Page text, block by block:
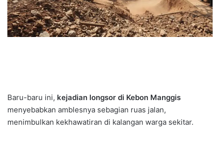
Baru-baru ini, kejadian longsor di Kebon Manggis
menyebabkan amblesnya sebagian ruas jalan,
menimbulkan kekhawatiran di kalangan warga sekitar.